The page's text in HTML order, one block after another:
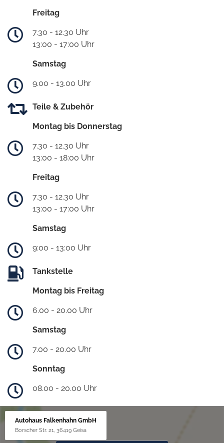
Freitag
7.30 - 12.30 Uhr
13:00 - 17:00 Uhr
Samstag
9.00 - 13.00 Uhr
Teile & Zubehör
Montag bis Donnerstag
7.30 - 12.30 Uhr
13:00 - 18:00 Uhr
Freitag
7.30 - 12.30 Uhr
13:00 - 17:00 Uhr
Samstag
9:00 - 13:00 Uhr
Tankstelle
Montag bis Freitag
6.00 - 20.00 Uhr
Samstag
7.00 - 20.00 Uhr
Sonntag
08.00 - 20.00 Uhr
Autohaus Falkenhahn GmbH
Borscher Str. 21, 36419 Geisa